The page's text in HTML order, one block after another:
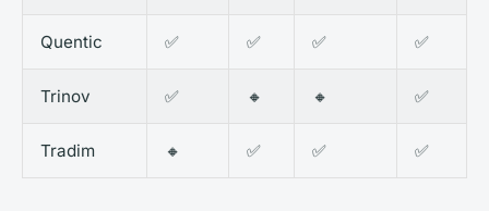
Quentic ✅ ✅ ✅ ✅
Trinov ✅ 🔸 🔸 ✅
Tradim 🔸 ✅ ✅ ✅